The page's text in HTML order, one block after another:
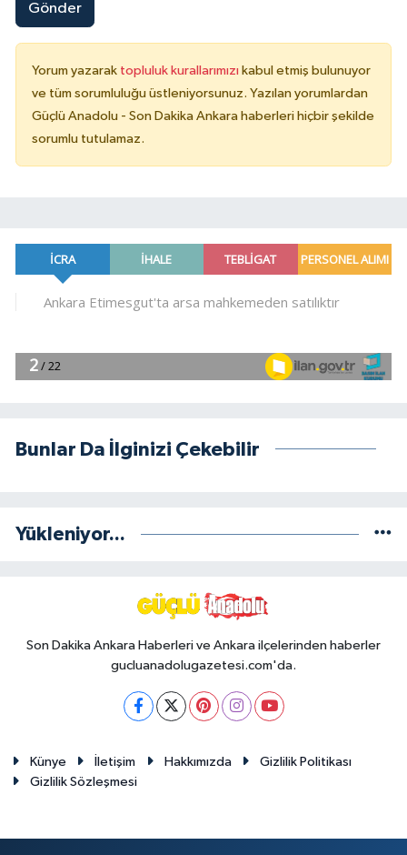
Gönder
Yorum yazarak topluluk kurallarımızı kabul etmiş bulunuyor
ve tüm sorumluluğu üstleniyorsunuz. Yazılan yorumlardan
Güçlü Anadolu - Son Dakika Ankara haberleri hiçbir şekilde
sorumlu tutulamaz.
Bunlar Da İlginizi Çekebilir
Yükleniyor...
Son Dakika Ankara Haberleri ve Ankara ilçelerinden haberler
gucluanadolugazetesi.com'da.
Künye İletişim Hakkımızda
Gizlilik Politikası
Gizlilik Sözleşmesi